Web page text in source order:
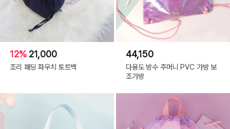
12% 21,000
조리 패딩 파우치 토트백
44,150
다용도 방수 주머니 PVC 가방 보
조가방